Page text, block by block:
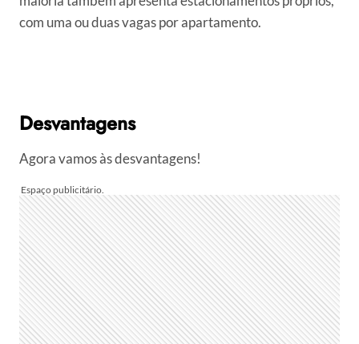
com uma ou duas vagas por apartamento.
Desvantagens
Agora vamos às desvantagens!